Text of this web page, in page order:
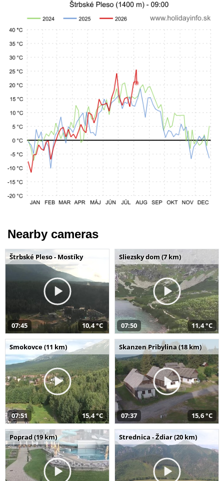
Nearby cameras
Štrbské Pleso - Mostíky
07:45 10,4 °C
Sliezsky dom (7 km)
07:50 11,4 °C
Smokovce (11 km)
07:51 15,4 °C
Skanzen Pribylina (18 km)
07:37 15,6 °C
Poprad (19 km) Strednica - Ždiar (20 km)